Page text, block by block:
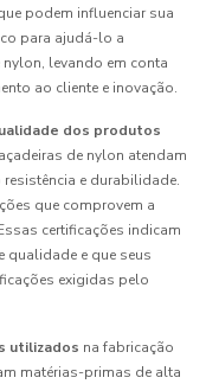
podem influenciar sua
para ajudá-lo a
levando em conta
ao cliente e inovação.
dos produtos
de nylon atendam
e durabilidade.
que comprovem a
certificações indicam
qualidade e que seus
exigidas pelo
utilizados na fabricação
matérias-primas de alta